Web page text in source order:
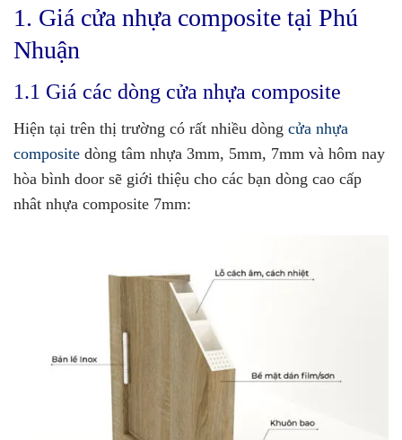
1. Giá cửa nhựa composite tại Phú
Nhuận
1.1 Giá các dòng cửa nhựa composite
Hiện tại trên thị trường có rất nhiều dòng cửa nhựa
composite dòng tâm nhựa 3mm, 5mm, 7mm và hôm nay
hòa bình door sẽ giới thiệu cho các bạn dòng cao cấp
nhât nhựa composite 7mm: